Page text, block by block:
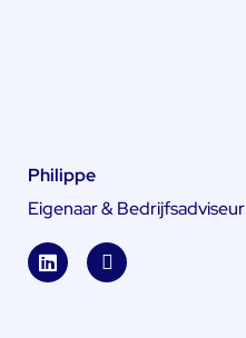
Philippe
Eigenaar & Bedrijfsadviseur